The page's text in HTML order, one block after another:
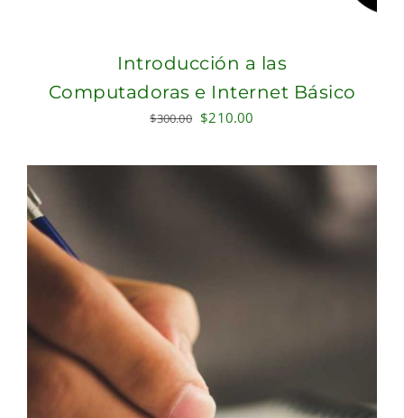
Introducción a las
Computadoras e Internet Básico
$300.00 Original
was:
$210.00
is: